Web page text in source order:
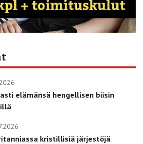
elämänsä hengellisen biisin
kristillisiä järjestöjä